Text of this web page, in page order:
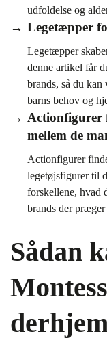
udfoldelse og
Legetæpper
Legetæpper
denne artikel får
brands, så du
barns behov og
Actionfigurer
mellem de
Actionfigurer
legetøjsfigurer til
forskellene, hvad
brands der præger
Sådan